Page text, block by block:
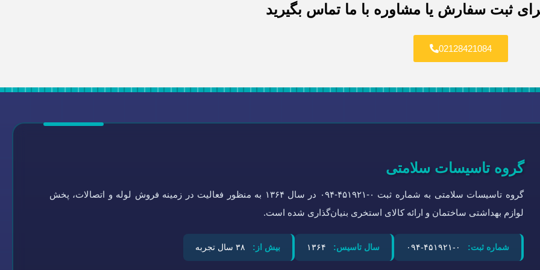
ثبت سفارش یا مشاوره با ما تماس بگیرید
02128421084
گروه تاسیسات سلامتی
گروه تاسیسات سلامتی به شماره ثبت ۰-۴۵۱۹۲۱-۰۹۴ در سال ۱۳۶۴ به منظور فعالیت در زمینه فروش لوله و اتصالات، پخش
لوازم بهداشتی ساختمان و ارائه کالای استخری بنیان‌گذاری شده است.
شماره ثبت: سال تاسیس: بیش از: